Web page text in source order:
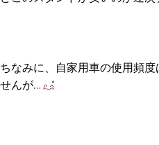
ちなみに、自家用車の使用頻
せんが…